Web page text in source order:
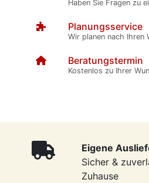
Haben Sie Fragen zu
Planungsservice
Wir planen nach Ihren
Beratungstermin
Kostenlos zu Ihrer
Eigene
Sicher &
Zuhause